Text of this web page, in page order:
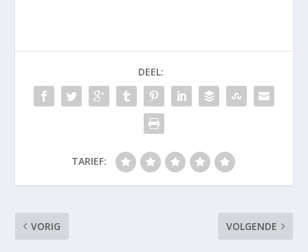
DEEL:
TARIEF:
VORIG VOLGENDE